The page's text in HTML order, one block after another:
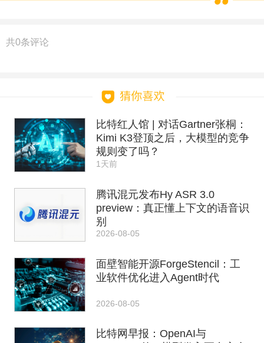
共0条评论
比特红人馆 | 对话Gartner张桐：
Kimi K3登顶之后，大模型的竞争
规则变了吗？
1天前
腾讯混元发布Hy ASR 3.0
preview：真正懂上下文的语音识
别
2026-08-05
面壁智能开源ForgeStencil：工
业软件优化进入Agent时代
2026-08-05
比特网早报：OpenAI与